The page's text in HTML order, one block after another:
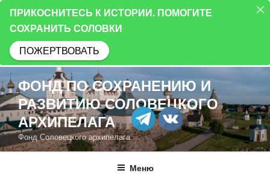
Перейти
к
содержимому
ФОНД ПО СОХРАНЕНИЮ И
РАЗВИТИЮ СОЛОВЕЦКОГО
АРХИПЕЛАГА
Фонд Соловецкого архипелага
Меню
ПРИКОСНИТЕСЬ К ИСТОРИИ. ПОМОГИТЕ
СОХРАНИТЬ СОЛОВКИ
ПОЖЕРТВОВАТЬ